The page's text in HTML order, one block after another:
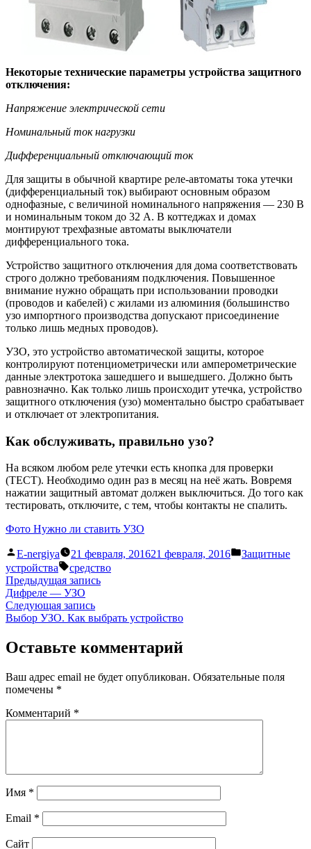
Некоторые технические параметры устройства защитного
отключения:
Напряжение электрической сети
Номинальный ток нагрузки
Дифференциальный отключающий ток
Для защиты в обычной квартире реле-автоматы тока утечки
(дифференциальный ток) выбирают основным образом
однофазные, с величиной номинального напряжения — 230 В
и номинальным током до 32 А. В коттеджах и домах
монтируют трехфазные автоматы выключатели
дифференциального тока.
Устройство защитного отключения для дома соответствовать
строго должно требованиям подключения. Повышенное
внимание нужно обращать при использовании проводки
(проводов и кабелей) с жилами из алюминия (большинство
узо импортного производства допускают присоединение
только лишь медных проводов).
УЗО, это устройство автоматической защиты, которое
контролируют потенциометрически или амперометрические
данные электротока зашедшего и вышедшего. Должно быть
равнозначно. Как только лишь происходит утечка, устройство
защитного отключения (узо) моментально быстро срабатывает
и отключает от электропитания.
Как обслуживать, правильно узо?
На всяком любом реле утечки есть кнопка для проверки
(ТЕСТ). Необходимо один раз в месяц на неё жать. Вовремя
нажатии защитный автомат должен выключиться. До того как
тестировать, отключите, с тем, чтобы контакты не спалить.
Фото Нужно ли ставить УЗО
Написано
автором
E-nergiya 21 февраля, 201621 февраля, 2016
Написано
Защитные
устройства
Метки:
средство
Навигация
по
записям
Предыдущая записьПредыдущая
Дифреле — УЗО
Следующая записьСледующая
запись:
Выбор УЗО. Как выбрать устройство
Оставьте комментарий
Ваш адрес email не будет опубликован. Обязательные поля
помечены *
Комментарий *
Имя *
Email *
Сайт